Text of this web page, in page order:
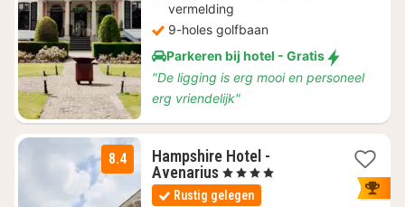
vermelding
9-holes golfbaan
Parkeren bij hotel - Gratis
"De ligging is erg mooi en personeel
erg vriendelijk"
8.4
Hampshire Hotel -
Avenarius1
nacht
, 4 Sterren
Rustig gelegen